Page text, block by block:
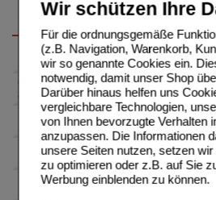
Wir schützen Ihre
Für die ordnungsgemäße
(z.B. Navigation, Warenkorb,
wir so genannte Cookies ein.
notwendig, damit unser Shop
Darüber hinaus helfen uns
vergleichbare Technologien,
von Ihnen bevorzugte Verhalten
anzupassen. Die Informationen
unsere Seiten nutzen, setzen
zu optimieren oder z.B. auf Sie
Werbung einblenden zu können.